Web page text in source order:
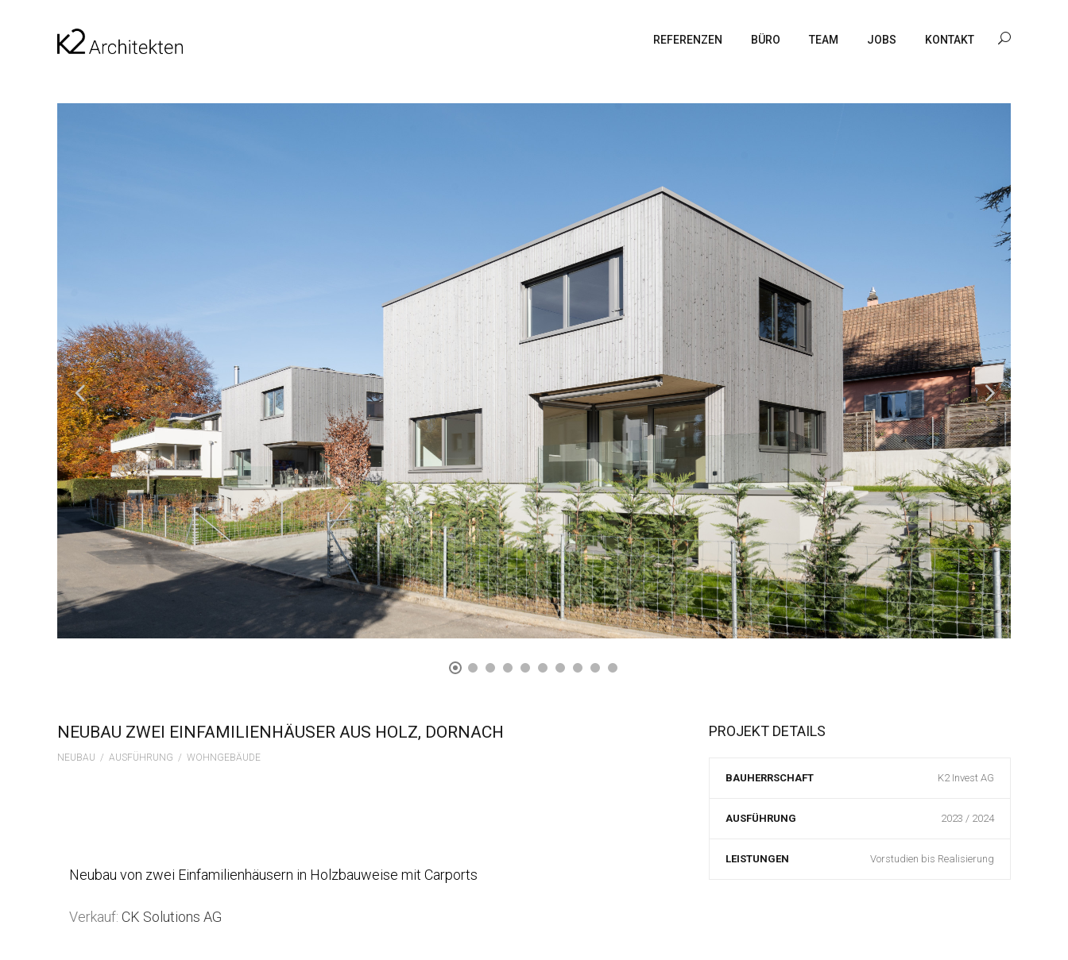
REFERENZEN BÜRO TEAM JOBS KONTAKT
NEUBAU ZWEI EINFAMILIENHÄUSER AUS HOLZ, DORNACH
NEUBAU / AUSFÜHRUNG / WOHNGEBÄUDE
Neubau von zwei Einfamilienhäusern in Holzbauweise mit Carports
Verkauf: CK Solutions AG
PROJEKT DETAILS
BAUHERRSCHAFT K2 Invest AG
AUSFÜHRUNG 2023 / 2024
LEISTUNGEN Vorstudien bis Realisierung